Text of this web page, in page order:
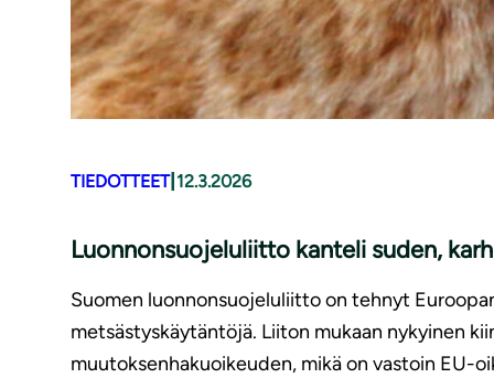
TIEDOTTEET| 12.3.2026
Luonnonsuojeluliitto kanteli suden,
Suomen luonnonsuojeluliitto on tehnyt
metsästyskäytäntöjä. Liiton mukaan nykyinen
muutoksenhakuoikeuden, mikä on vastoin EU-